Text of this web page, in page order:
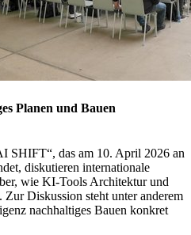
Planen und Bauen
SHIFT“, das am 10. April 2026 an
diskutieren internationale
wie KI-Tools Architektur und
Diskussion steht unter anderem
nachhaltiges Bauen konkret